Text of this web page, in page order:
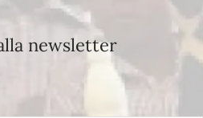
newsletter